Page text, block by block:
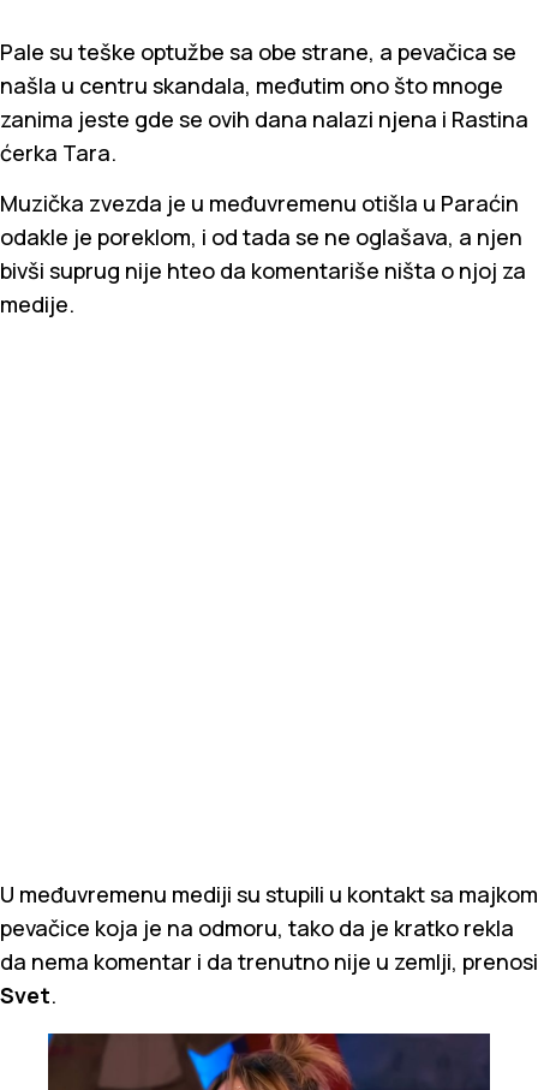
Pale su teške optužbe sa obe strane, a pevačica se
našla u centru skandala, međutim ono što mnoge
zanima jeste gde se ovih dana nalazi njena i Rastina
ćerka Tara.
Muzička zvezda je u međuvremenu otišla u Paraćin
odakle je poreklom, i od tada se ne oglašava, a njen
bivši suprug nije hteo da komentariše ništa o njoj za
medije.
U međuvremenu mediji su stupili u kontakt sa majkom
pevačice koja je na odmoru, tako da je kratko rekla
da nema komentar i da trenutno nije u zemlji, prenosi
Svet.